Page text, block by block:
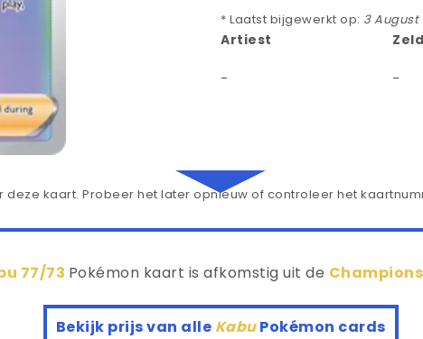
* Laatst bijgewerkt op: 3 August
Artiest
- -
kaart. Probeer het later opnieuw of controleer het
77/73 Pokémon kaart is afkomstig uit de
Bekijk prijs van alle KabuPokémon cards